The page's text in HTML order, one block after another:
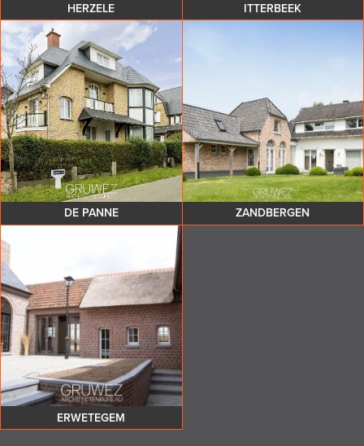
HERZELE ITTERBEEK
DE PANNE ZANDBERGEN
ERWETEGEM